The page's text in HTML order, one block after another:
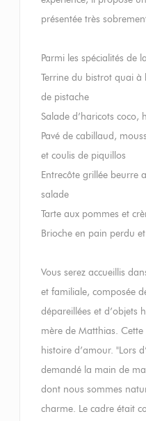
présentée très
Parmi les spécialités de
Terrine du bistrot quai à
de pistache
Salade d’haricots coco,
Pavé de cabillaud,
et coulis de piquillos
Entrecôte grillée beurre
salade
Tarte aux pommes et
Brioche en pain perdu
Vous serez accueillis
et familiale, composée
dépareillées et d’objets
mère de Matthias.
histoire d’amour. "Lors
demandé la main de
dont nous sommes
charme. Le cadre était